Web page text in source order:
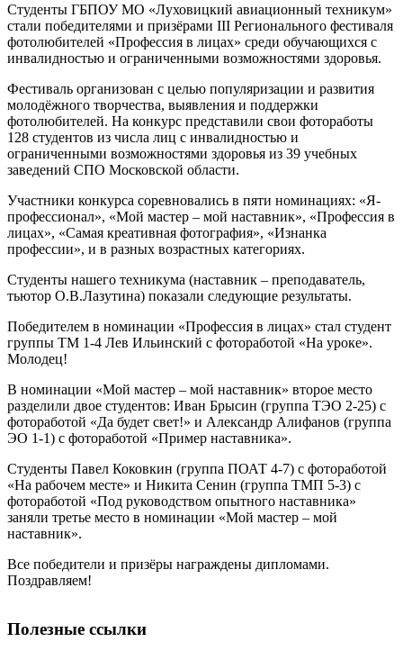
Студенты ГБПОУ МО «Луховицкий авиационный техникум»
стали победителями и призёрами III Регионального фестиваля
фотолюбителей «Профессия в лицах» среди обучающихся с
инвалидностью и ограниченными возможностями здоровья.
Фестиваль организован с целью популяризации и развития
молодёжного творчества, выявления и поддержки
фотолюбителей. На конкурс представили свои фотоработы
128 студентов из числа лиц с инвалидностью и
ограниченными возможностями здоровья из 39 учебных
заведений СПО Московской области.
Участники конкурса соревновались в пяти номинациях: «Я-
профессионал», «Мой мастер – мой наставник», «Профессия в
лицах», «Самая креативная фотография», «Изнанка
профессии», и в разных возрастных категориях.
Студенты нашего техникума (наставник – преподаватель,
тьютор О.В.Лазутина) показали следующие результаты.
Победителем в номинации «Профессия в лицах» стал студент
группы ТМ 1-4 Лев Ильинский с фотоработой «На уроке».
Молодец!
В номинации «Мой мастер – мой наставник» второе место
разделили двое студентов: Иван Брысин (группа ТЭО 2-25) с
фотоработой «Да будет свет!» и Александр Алифанов (группа
ЭО 1-1) с фотоработой «Пример наставника».
Студенты Павел Коковкин (группа ПОАТ 4-7) с фотоработой
«На рабочем месте» и Никита Сенин (группа ТМП 5-3) с
фотоработой «Под руководством опытного наставника»
заняли третье место в номинации «Мой мастер – мой
наставник».
Все победители и призёры награждены дипломами.
Поздравляем!
Полезные ссылки